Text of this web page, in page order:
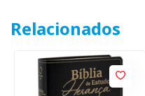
Relacionados